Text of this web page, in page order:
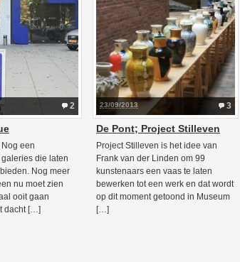
2
een
die laten
Nog meer
nu moet zien
ooit gaan
dacht […]
3
23/09/2013
De Pont; Project Stilleven
Project Stilleven is het idee van
Frank van der Linden om 99
kunstenaars een vaas te laten
bewerken tot een werk en dat wordt
op dit moment getoond in Museum
[…]